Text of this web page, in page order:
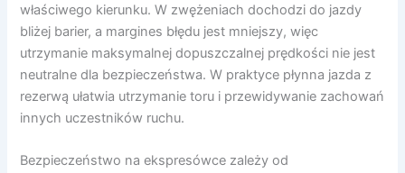
właściwego kierunku. W zwężeniach dochodzi do jazdy
bliżej barier, a margines błędu jest mniejszy, więc
utrzymanie maksymalnej dopuszczalnej prędkości nie jest
neutralne dla bezpieczeństwa. W praktyce płynna jazda z
rezerwą ułatwia utrzymanie toru i przewidywanie zachowań
innych uczestników ruchu.
Bezpieczeństwo na ekspresówce zależy od